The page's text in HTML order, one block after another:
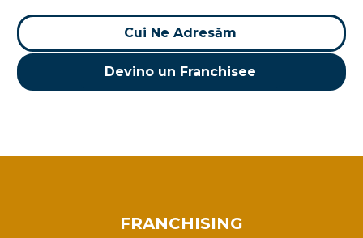
Cui Ne Adresăm
Devino un Franchisee
FRANCHISING